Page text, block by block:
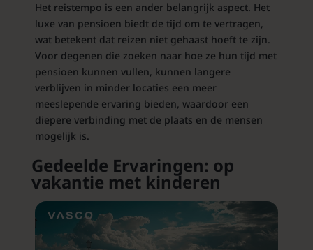
Het reistempo is een ander belangrijk aspect. Het
luxe van pensioen biedt de tijd om te vertragen,
wat betekent dat reizen niet gehaast hoeft te zijn.
Voor degenen die zoeken naar hoe ze hun tijd met
pensioen kunnen vullen, kunnen langere
verblijven in minder locaties een meer
meeslepende ervaring bieden, waardoor een
diepere verbinding met de plaats en de mensen
mogelijk is.
Gedeelde Ervaringen: op
vakantie met kinderen